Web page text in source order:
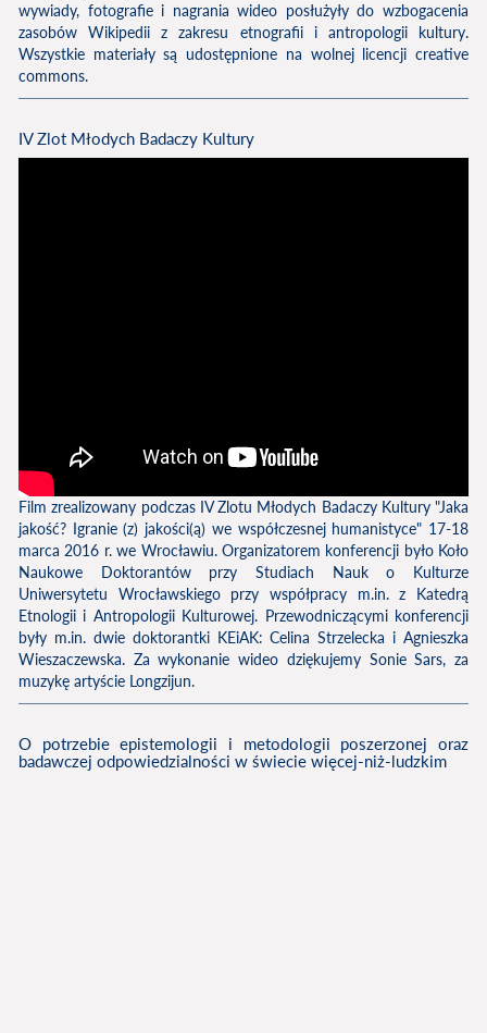
wywiady, fotografie i nagrania wideo posłużyły do wzbogacenia
zasobów Wikipedii z zakresu etnografii i antropologii kultury.
Wszystkie materiały są udostępnione na wolnej licencji creative
commons.
IV Zlot Młodych Badaczy Kultury
Film zrealizowany podczas IV Zlotu Młodych Badaczy Kultury "Jaka
jakość? Igranie (z) jakości(ą) we współczesnej humanistyce" 17-18
marca 2016 r. we Wrocławiu. Organizatorem konferencji było Koło
Naukowe Doktorantów przy Studiach Nauk o Kulturze
Uniwersytetu Wrocławskiego przy współpracy m.in. z Katedrą
Etnologii i Antropologii Kulturowej. Przewodniczącymi konferencji
były m.in. dwie doktorantki KEiAK: Celina Strzelecka i Agnieszka
Wieszaczewska. Za wykonanie wideo dziękujemy Sonie Sars, za
muzykę artyście Longzijun.
O potrzebie epistemologii i metodologii poszerzonej oraz
badawczej odpowiedzialności w świecie więcej-niż-ludzkim